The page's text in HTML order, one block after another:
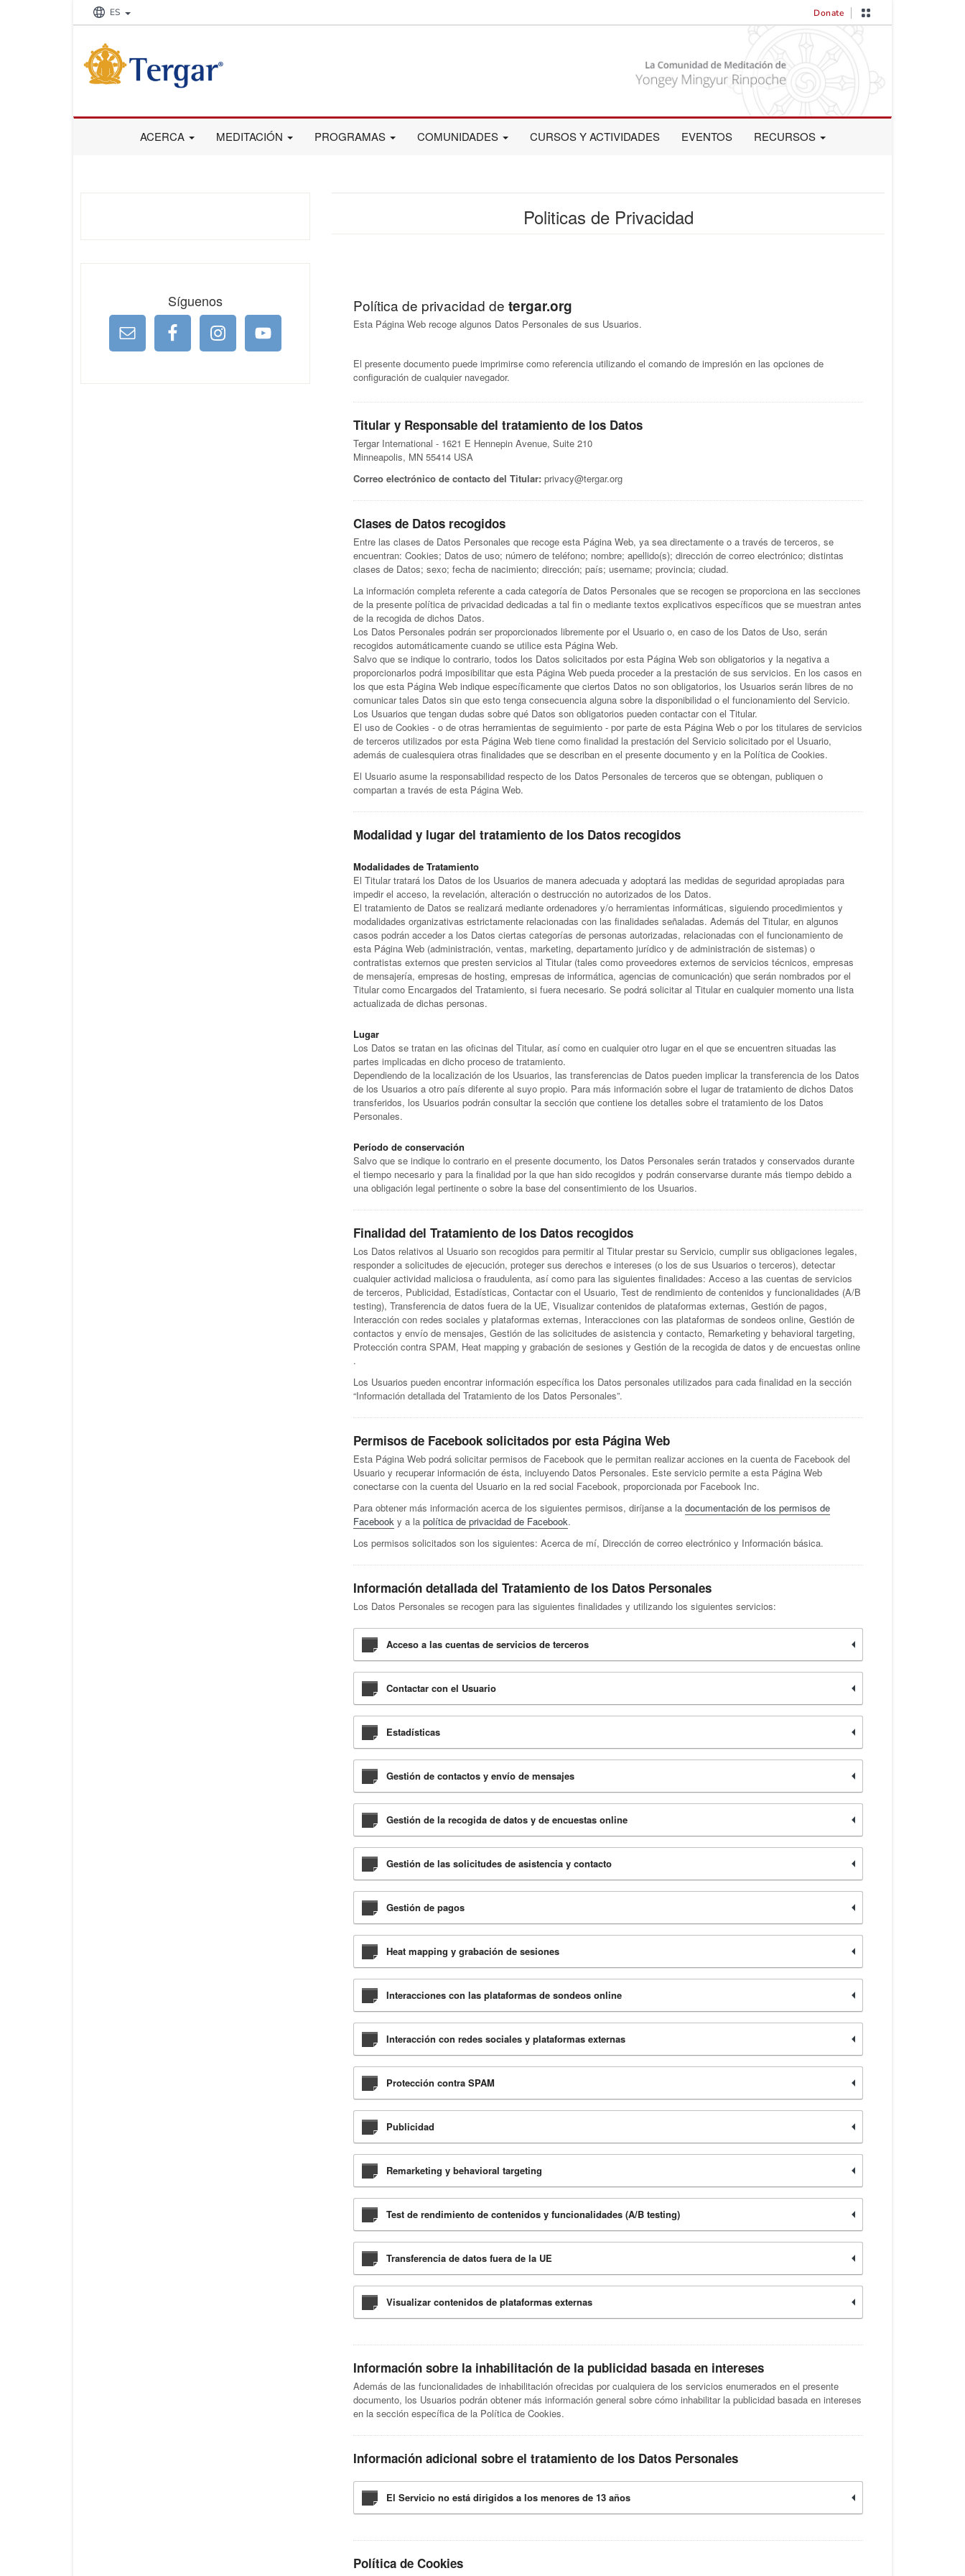
ES Donate
ACERCA MEDITACIÓN PROGRAMAS COMUNIDADES CURSOS Y ACTIVIDADES EVENTOS RECURSOS
Politicas de Privacidad
Política de privacidad de tergar.org
Esta Página Web recoge algunos Datos Personales de sus Usuarios.
El presente documento puede imprimirse como referencia utilizando el comando de impresión en las opciones de
configuración de cualquier navegador.
Titular y Responsable del tratamiento de los Datos
Tergar International - 1621 E Hennepin Avenue, Suite 210
Minneapolis, MN 55414 USA
Correo electrónico de contacto del Titular: privacy@tergar.org
Clases de Datos recogidos
Entre las clases de Datos Personales que recoge esta Página Web, ya sea directamente o a través de terceros, se
encuentran: Cookies; Datos de uso; número de teléfono; nombre; apellido(s); dirección de correo electrónico; distintas
clases de Datos; sexo; fecha de nacimiento; dirección; país; username; provincia; ciudad.
La información completa referente a cada categoría de Datos Personales que se recogen se proporciona en las secciones
de la presente política de privacidad dedicadas a tal fin o mediante textos explicativos específicos que se muestran antes
de la recogida de dichos Datos.
Los Datos Personales podrán ser proporcionados libremente por el Usuario o, en caso de los Datos de Uso, serán
recogidos automáticamente cuando se utilice esta Página Web.
Salvo que se indique lo contrario, todos los Datos solicitados por esta Página Web son obligatorios y la negativa a
proporcionarlos podrá imposibilitar que esta Página Web pueda proceder a la prestación de sus servicios. En los casos en
los que esta Página Web indique específicamente que ciertos Datos no son obligatorios, los Usuarios serán libres de no
comunicar tales Datos sin que esto tenga consecuencia alguna sobre la disponibilidad o el funcionamiento del Servicio.
Los Usuarios que tengan dudas sobre qué Datos son obligatorios pueden contactar con el Titular.
El uso de Cookies - o de otras herramientas de seguimiento - por parte de esta Página Web o por los titulares de servicios
de terceros utilizados por esta Página Web tiene como finalidad la prestación del Servicio solicitado por el Usuario,
además de cualesquiera otras finalidades que se describan en el presente documento y en la Política de Cookies.
El Usuario asume la responsabilidad respecto de los Datos Personales de terceros que se obtengan, publiquen o
compartan a través de esta Página Web.
Modalidad y lugar del tratamiento de los Datos recogidos
Modalidades de Tratamiento
El Titular tratará los Datos de los Usuarios de manera adecuada y adoptará las medidas de seguridad apropiadas para
impedir el acceso, la revelación, alteración o destrucción no autorizados de los Datos.
El tratamiento de Datos se realizará mediante ordenadores y/o herramientas informáticas, siguiendo procedimientos y
modalidades organizativas estrictamente relacionadas con las finalidades señaladas. Además del Titular, en algunos
casos podrán acceder a los Datos ciertas categorías de personas autorizadas, relacionadas con el funcionamiento de
esta Página Web (administración, ventas, marketing, departamento jurídico y de administración de sistemas) o
contratistas externos que presten servicios al Titular (tales como proveedores externos de servicios técnicos, empresas
de mensajería, empresas de hosting, empresas de informática, agencias de comunicación) que serán nombrados por el
Titular como Encargados del Tratamiento, si fuera necesario. Se podrá solicitar al Titular en cualquier momento una lista
actualizada de dichas personas.
Lugar
Los Datos se tratan en las oficinas del Titular, así como en cualquier otro lugar en el que se encuentren situadas las
partes implicadas en dicho proceso de tratamiento.
Dependiendo de la localización de los Usuarios, las transferencias de Datos pueden implicar la transferencia de los Datos
de los Usuarios a otro país diferente al suyo propio. Para más información sobre el lugar de tratamiento de dichos Datos
transferidos, los Usuarios podrán consultar la sección que contiene los detalles sobre el tratamiento de los Datos
Personales.
Período de conservación
Salvo que se indique lo contrario en el presente documento, los Datos Personales serán tratados y conservados durante
el tiempo necesario y para la finalidad por la que han sido recogidos y podrán conservarse durante más tiempo debido a
una obligación legal pertinente o sobre la base del consentimiento de los Usuarios.
Finalidad del Tratamiento de los Datos recogidos
Los Datos relativos al Usuario son recogidos para permitir al Titular prestar su Servicio, cumplir sus obligaciones legales,
responder a solicitudes de ejecución, proteger sus derechos e intereses (o los de sus Usuarios o terceros), detectar
cualquier actividad maliciosa o fraudulenta, así como para las siguientes finalidades: Acceso a las cuentas de servicios
de terceros, Publicidad, Estadísticas, Contactar con el Usuario, Test de rendimiento de contenidos y funcionalidades (A/B
testing), Transferencia de datos fuera de la UE, Visualizar contenidos de plataformas externas, Gestión de pagos,
Interacción con redes sociales y plataformas externas, Interacciones con las plataformas de sondeos online, Gestión de
contactos y envío de mensajes, Gestión de las solicitudes de asistencia y contacto, Remarketing y behavioral targeting,
Protección contra SPAM, Heat mapping y grabación de sesiones y Gestión de la recogida de datos y de encuestas online
.
Los Usuarios pueden encontrar información específica los Datos personales utilizados para cada finalidad en la sección
“Información detallada del Tratamiento de los Datos Personales”.
Permisos de Facebook solicitados por esta Página Web
Esta Página Web podrá solicitar permisos de Facebook que le permitan realizar acciones en la cuenta de Facebook del
Usuario y recuperar información de ésta, incluyendo Datos Personales. Este servicio permite a esta Página Web
conectarse con la cuenta del Usuario en la red social Facebook, proporcionada por Facebook Inc.
Para obtener más información acerca de los siguientes permisos, diríjanse a la documentación de los permisos de
Facebook y a la política de privacidad de Facebook.
Los permisos solicitados son los siguientes: Acerca de mí, Dirección de correo electrónico y Información básica.
Información detallada del Tratamiento de los Datos Personales
Los Datos Personales se recogen para las siguientes finalidades y utilizando los siguientes servicios:
Acceso a las cuentas de servicios de terceros
Contactar con el Usuario
Estadísticas
Gestión de contactos y envío de mensajes
Gestión de la recogida de datos y de encuestas online
Gestión de las solicitudes de asistencia y contacto
Gestión de pagos
Heat mapping y grabación de sesiones
Interacciones con las plataformas de sondeos online
Interacción con redes sociales y plataformas externas
Protección contra SPAM
Publicidad
Remarketing y behavioral targeting
Test de rendimiento de contenidos y funcionalidades (A/B testing)
Transferencia de datos fuera de la UE
Visualizar contenidos de plataformas externas
Información sobre la inhabilitación de la publicidad basada en intereses
Además de las funcionalidades de inhabilitación ofrecidas por cualquiera de los servicios enumerados en el presente
documento, los Usuarios podrán obtener más información general sobre cómo inhabilitar la publicidad basada en intereses
en la sección específica de la Política de Cookies.
Información adicional sobre el tratamiento de los Datos Personales
El Servicio no está dirigidos a los menores de 13 años
Política de Cookies
Síguenos